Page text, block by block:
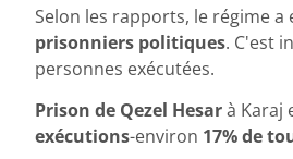
Selon les rapports, le régime a
prisonniers politiques. C'est
personnes exécutées.
Prison de Qezel Hesarà Karaj
exécutions-environ 17% de